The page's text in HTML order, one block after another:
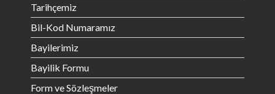
Tarihçemiz
Bil-Kod Numaramız
Bayilerimiz
Bayilik Formu
Form ve Sözleşmeler